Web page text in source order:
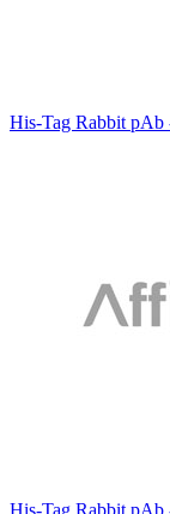
His-Tag Rabbit pAb
His-Tag Rabbit pAb -